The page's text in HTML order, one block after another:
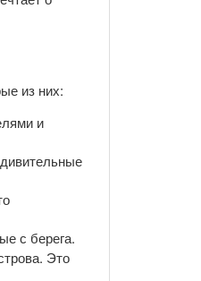
из них:
и
с берега.
Это